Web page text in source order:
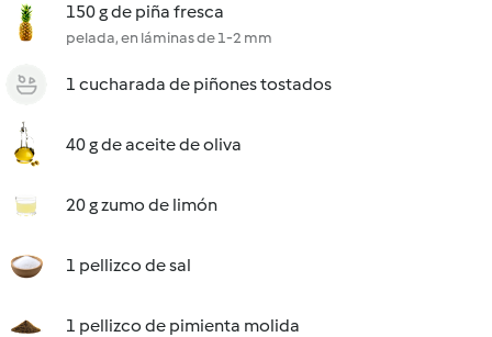
150 g de piña fresca
pelada, en láminas de 1-2 mm
1 cucharada de piñones tostados
40 g de aceite de oliva
20 g zumo de limón
1 pellizco de sal
1 pellizco de pimienta molida